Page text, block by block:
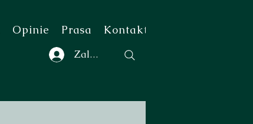
Opinie Prasa Kontakt
Zaloguj się